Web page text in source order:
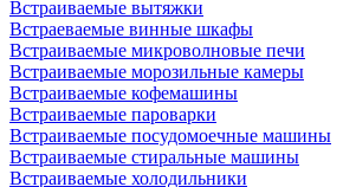
Встраиваемые вытяжки
Встраеваемые винные шкафы
Встраиваемые микроволновые печи
Встраиваемые морозильные камеры
Встраиваемые кофемашины
Встраиваемые пароварки
Встраиваемые посудомоечные машины
Встраиваемые стиральные машины
Встраиваемые холодильники